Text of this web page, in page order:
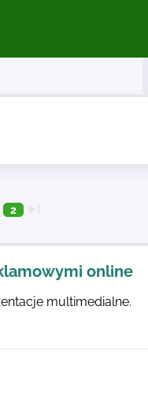
2
online
multimedialne.